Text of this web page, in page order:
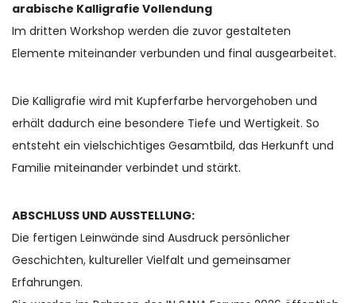
arabische Kalligrafie Vollendung
Im dritten Workshop werden die zuvor gestalteten
Elemente miteinander verbunden und final ausgearbeitet.
Die Kalligrafie wird mit Kupferfarbe hervorgehoben und
erhält dadurch eine besondere Tiefe und Wertigkeit. So
entsteht ein vielschichtiges Gesamtbild, das Herkunft und
Familie miteinander verbindet und stärkt.
ABSCHLUSS UND AUSSTELLUNG:
Die fertigen Leinwände sind Ausdruck persönlicher
Geschichten, kultureller Vielfalt und gemeinsamer
Erfahrungen.